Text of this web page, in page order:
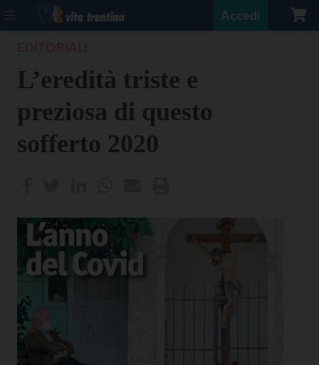
Accedi
L’eredità triste e
preziosa di questo
sofferto 2020